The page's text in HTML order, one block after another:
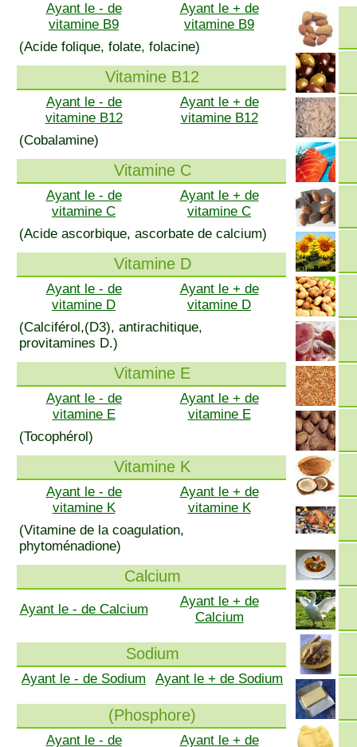
Ayant le - de
vitamine B9
Ayant le + de
vitamine B9
(Acide folique, folate, folacine)
Vitamine B12
Ayant le - de
vitamine B12
Ayant le + de
vitamine B12
(Cobalamine)
Vitamine C
Ayant le - de
vitamine C
Ayant le + de
vitamine C
(Acide ascorbique, ascorbate de calcium)
Vitamine D
Ayant le - de
vitamine D
Ayant le + de
vitamine D
(Calciférol,(D3), antirachitique,
provitamines D.)
Vitamine E
Ayant le - de
vitamine E
Ayant le + de
vitamine E
(Tocophérol)
Vitamine K
Ayant le - de
vitamine K
Ayant le + de
vitamine K
(Vitamine de la coagulation,
phytoménadione)
Calcium
Ayant le - de Calcium
Ayant le + de
Calcium
Sodium
Ayant le - de Sodium Ayant le + de Sodium
(Phosphore)
Ayant le - de Ayant le + de